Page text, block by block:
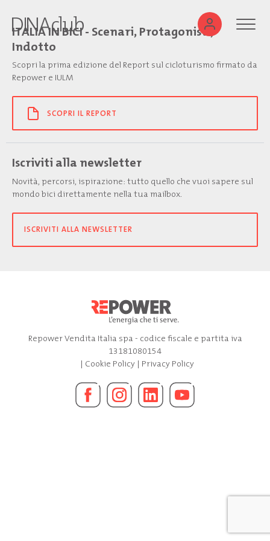
ITALIA IN BICI - Scenari, Protagonisti,
Indotto
Scopri la prima edizione del Report sul cicloturismo firmato da
Repower e IULM
SCOPRI IL REPORT
Iscriviti alla newsletter
Novità, percorsi, ispirazione: tutto quello che vuoi sapere sul
mondo bici direttamente nella tua mailbox.
ISCRIVITI ALLA NEWSLETTER
Repower Vendita Italia spa - codice fiscale e partita iva
13181080154
| Cookie Policy| Privacy Policy